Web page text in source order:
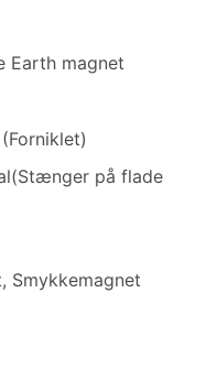
Earth magnet
på flade
Smykkemagnet